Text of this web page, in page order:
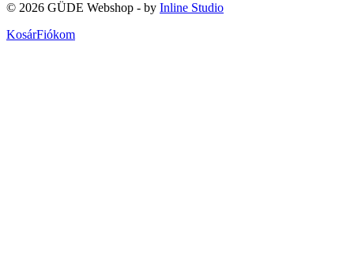
© 2026 GÜDE Webshop - by Inline Studio
KosárFiókom